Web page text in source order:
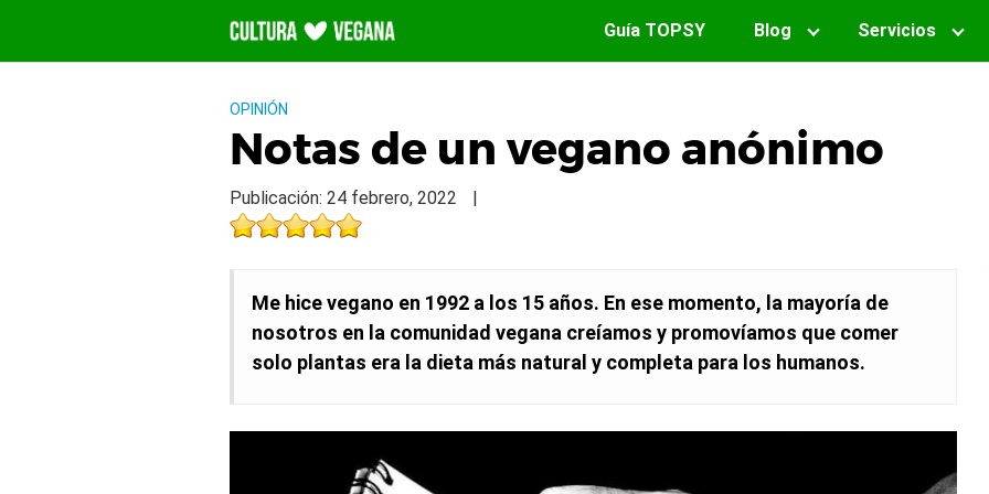
contenido
Guía TOPSY Blog Servicios
OPINIÓN
Notas de un vegano anónimo
Publicación: 24 febrero, 2022 |
Me hice vegano en 1992 a los 15 años. En ese momento, la mayoría de
nosotros en la comunidad vegana creíamos y promovíamos que comer
solo plantas era la dieta más natural y completa para los humanos.